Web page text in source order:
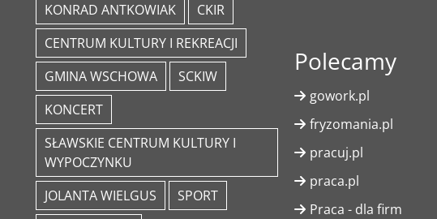
KONRAD ANTKOWIAK
CKIR
CENTRUM KULTURY I REKREACJI
GMINA WSCHOWA
SCKIW
KONCERT
SŁAWSKIE CENTRUM KULTURY I
WYPOCZYNKU
JOLANTA WIELGUS
SPORT
Polecamy
gowork.pl
fryzomania.pl
pracuj.pl
praca.pl
Praca - dla firm